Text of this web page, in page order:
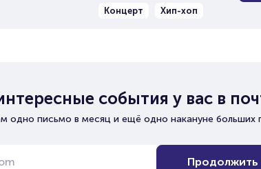
Концерт
Хип-хоп
события у вас в
одно письмо в месяц и ещё одно накануне больших
Продолжить